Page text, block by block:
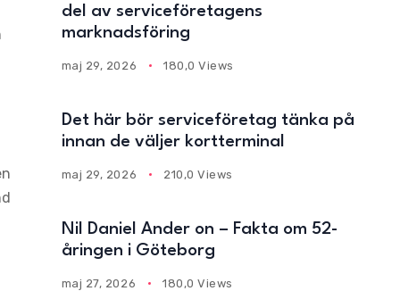
del av serviceföretagens
marknadsföring
maj 29, 2026 180,0 Views
Det här bör serviceföretag tänka på
innan de väljer kortterminal
maj 29, 2026 210,0 Views
Nil Daniel Ander on – Fakta om 52-
åringen i Göteborg
maj 27, 2026 180,0 Views